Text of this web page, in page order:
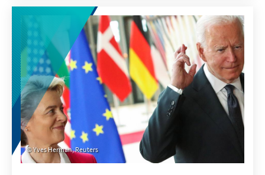
bestand. Eugen Dubow hatte dieses
Programm mit aufgebaut und über
Jahrzehnte mit geprägt.
Yves Herman, Reuters